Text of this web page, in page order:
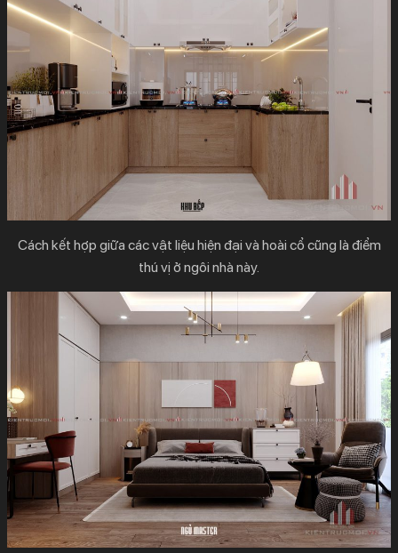
Cách kết hợp giữa các vật liệu hiện đại và hoài cổ cũng là điểm
thú vị ở ngôi nhà này.